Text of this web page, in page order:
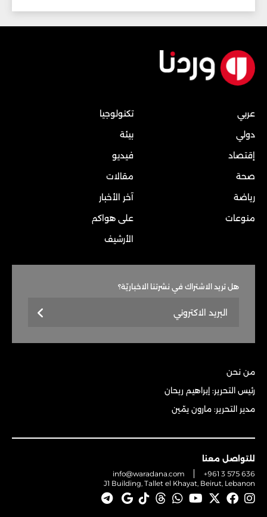
عربي
دولي
إقتصاد
صحة
رياضة
منوعات
تكنولوجيا
بيئة
فيديو
مقالات
آخر الأخبار
على هواكم
الأرشيف
هل تريد الاشتراك في نشرتنا الاخباريّة؟
من نحن
رئيس التحرير: إبراهيم ريحان
مدير التحرير: مارون يمّين
للتواصل معنا
info@waradana.com
+961 3 575 636
J1 Building, Tallet el Khayat, Beirut, Lebanon